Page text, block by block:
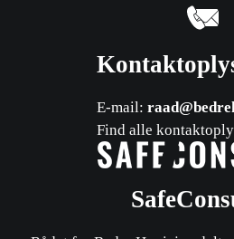
E-mail:
Find alle